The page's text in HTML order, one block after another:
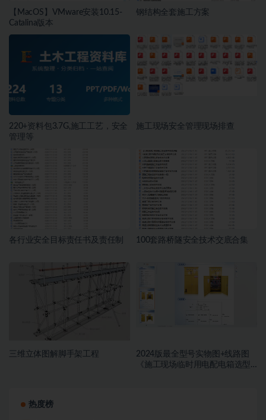
【MacOS】VMware安装10.15-
Catalina版本
钢结构全套施工方案
220+资料包3.7G,施工工艺，安全
管理等
施工现场安全管理现场排查
各行业安全目标责任书及责任制 100套路桥隧安全技术交底合集
三维立体图解脚手架工程
2024版最全型号实物图+线路图
《施工现场临时用电配电箱选型
热度榜